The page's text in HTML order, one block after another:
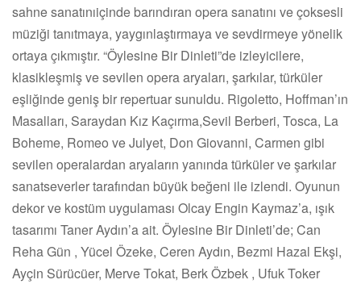
sahne sanatınıiçinde barındıran opera sanatını ve çoksesli
müziği tanıtmaya, yaygınlaştırmaya ve sevdirmeye yönelik
ortaya çıkmıştır. “Öylesine Bir Dinleti”de izleyicilere,
klasikleşmiş ve sevilen opera aryaları, şarkılar, türküler
eşliğinde geniş bir repertuar sunuldu. Rigoletto, Hoffman’ın
Masalları, Saraydan Kız Kaçırma,Sevil Berberi, Tosca, La
Boheme, Romeo ve Julyet, Don Giovanni, Carmen gibi
sevilen operalardan aryaların yanında türküler ve şarkılar
sanatseverler tarafından büyük beğeni ile izlendi. Oyunun
dekor ve kostüm uygulaması Olcay Engin Kaymaz’a, ışık
tasarımı Taner Aydın’a ait. Öylesine Bir Dinleti’de; Can
Reha Gün , Yücel Özeke, Ceren Aydın, Bezmi Hazal Ekşi,
Ayçin Sürücüer, Merve Tokat, Berk Özbek , Ufuk Toker